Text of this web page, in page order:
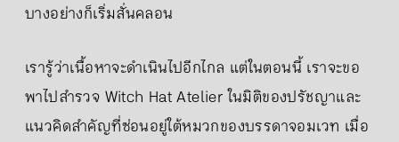
บางอย่างก็เริ่มสั่นคลอน
เรารู้ว่าเนื้อหาจะดำเนินไปอีกไกล แต่ในตอนนี้ เราจะขอ
พาไปสำรวจ Witch Hat Atelier ในมิติของปรัชญาและ
แนวคิดสำคัญที่ซ่อนอยู่ใต้หมวกของบรรดาจอมเวท เมื่อ